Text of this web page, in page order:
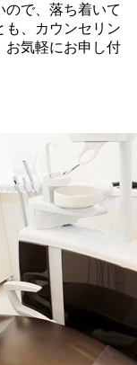
ので、落ち着いて
も、カウンセリン
お気軽にお申し付